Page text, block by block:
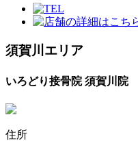
須賀川エリア
いろどり接骨院 須賀川院
住所